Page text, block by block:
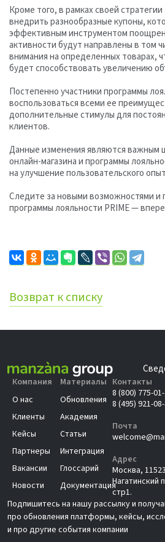
Кроме того, в рамках своей
внедрить разнообразные купоны,
эффективным инструментом
активности будут направлены в том
внимания на определенных товарах,
будет способствовать увеличению
Постепенно участники программы
воспользоваться всеми ее
дополнительные стимулы для
клиентов.
Данные изменения являются важным
онлайн-магазина и программы
на улучшение пользовательского
Следите за новыми возможностями и
программы лояльности PRIME —
Возврат к списку
Компания
О нас
Клиенты
Кейсы
Партнеры
Вакансии
Новости
Материалы
Обновления
Академия
Статьи
Интеграция
Глоссарий
Документация
Контакты
8 (800) 775-
8 (495) 921-
Почта
Адрес
Москва,
Нагатинский
стр1.
Подпишитесь на нашу рассылку и
про обновления платформы, кейсы,
и про другие события компании